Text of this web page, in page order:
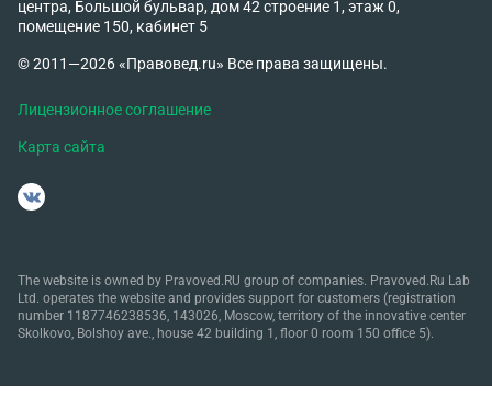
центра, Большой бульвар, дом 42 строение 1, этаж 0,
помещение 150, кабинет 5
© 2011—2026 «Правовед.ru» Все права защищены.
Лицензионное соглашение
Карта сайта
The website is owned by Pravoved.RU group of companies. Pravoved.Ru Lab
Ltd. operates the website and provides support for customers (registration
number 1187746238536, 143026, Moscow, territory of the innovative center
Skolkovo, Bolshoy ave., house 42 building 1, floor 0 room 150 office 5).